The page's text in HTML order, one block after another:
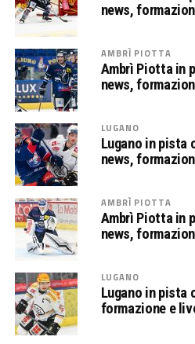
news,
AMBRÌ PIOTTA
Ambrì Piotta in
news,
LUGANO
Lugano in pista
news,
AMBRÌ PIOTTA
Ambrì Piotta in
news,
LUGANO
Lugano in pista
formazione e